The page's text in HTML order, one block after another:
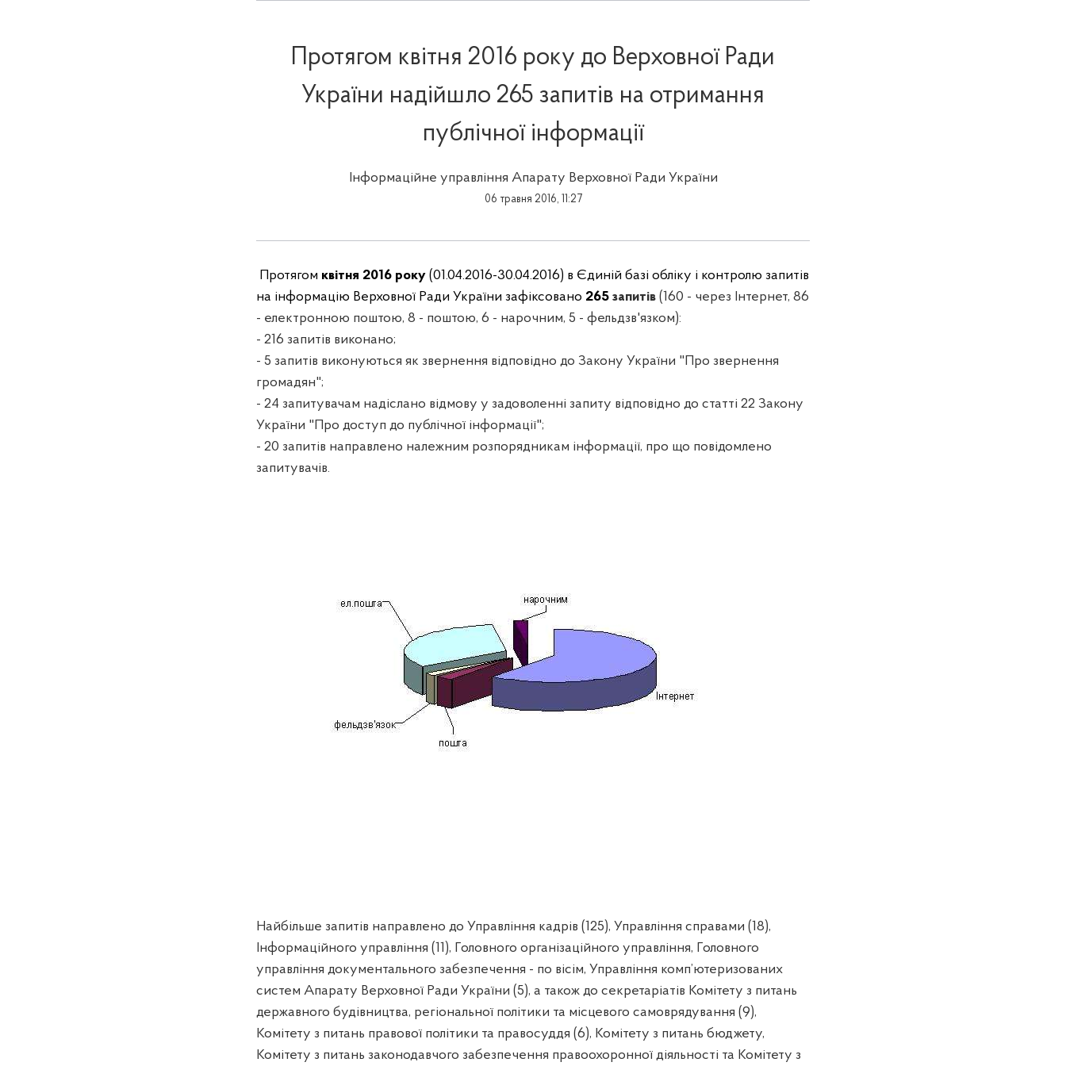
Протягом квітня 2016 року до Верховної Ради
України надійшло 265 запитів на отримання
публічної інформації
Інформаційне управління Апарату Верховної Ради України
06 травня 2016, 11:27
Протягом квітня 2016 року (01.04.2016-30.04.2016) в Єдиній базі обліку і контролю запитів
на інформацію Верховної Ради України зафіксовано 265 запитів (160 - через Інтернет, 86
- електронною поштою, 8 - поштою, 6 - нарочним, 5 - фельдзв'язком):
- 216 запитів виконано;
- 5 запитів виконуються як звернення відповідно до Закону України "Про звернення
громадян";
- 24 запитувачам надіслано відмову у задоволенні запиту відповідно до статті 22 Закону
України "Про доступ до публічної інформації";
- 20 запитів направлено належним розпорядникам інформації, про що повідомлено
запитувачів.
Найбільше запитів направлено до Управління кадрів (125), Управління справами (18),
Інформаційного управління (11), Головного організаційного управління, Головного
управління документального забезпечення - по вісім, Управління комп’ютеризованих
систем Апарату Верховної Ради України (5), а також до секретаріатів Комітету з питань
державного будівництва, регіональної політики та місцевого самоврядування (9),
Комітету з питань правової політики та правосуддя (6), Комітету з питань бюджету,
Комітету з питань законодавчого забезпечення правоохоронної діяльності та Комітету з